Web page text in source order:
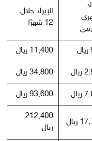
الإيراد خلال
12 شهرًا
11,400 ريال
34,800 ريال
93,600 ريال
ريال
212,400
ريال